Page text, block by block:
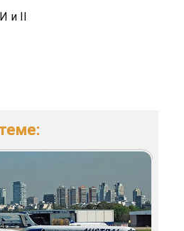
и II